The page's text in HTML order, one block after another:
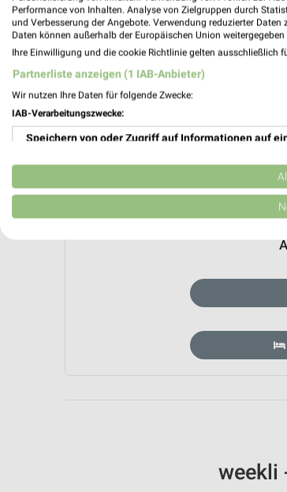
weekli
Performance von Inhalten. Analyse von Zielgruppen durch
und Verbesserung der Angebote. Verwendung reduzierter Daten
Daten können außerhalb der Europäischen Union
Ihre Einwilligung und die cookie Richtlinie gelten ausschließlich
Partnerliste anzeigen (1 IAB-Anbieter)
Wir nutzen Ihre Daten für folgende Zwecke:
IAB-Verarbeitungszwecke:
Speichern von oder Zugriff auf Informationen auf
Verwendung reduzierter Daten zur Auswahl von
Erstellung von Profilen für personalisierte Werbung
Verwendung von Profilen zur Auswahl
Verwendung reduzierter Daten zur Auswahl von